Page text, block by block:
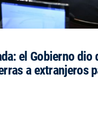
el Gobierno dio
a extranjeros